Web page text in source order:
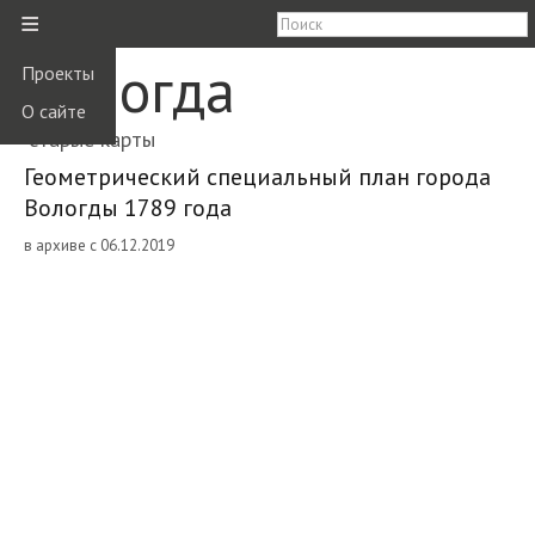
≡
Проекты
О сайте
Вологда
старые карты
Геометрический специальный план города
Вологды 1789 года
в архиве с 06.12.2019